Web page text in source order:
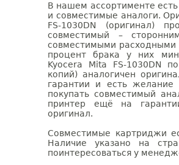
В нашем ассортименте
и совместимые аналоги.
FS-1030DN (оригинал)
совместимый –
совместимыми расходными
процент брака у них
Kyocera Mita FS-1030DN
копий) аналогичен
гарантии и есть
покупать совместимый
принтер ещё на
оригинал.
Совместимые картриджи
Наличие указано на
поинтересоваться у